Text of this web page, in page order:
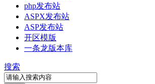
php发布站
ASPX发布站
ASP发布站
开区模版
一条龙版本库
搜索